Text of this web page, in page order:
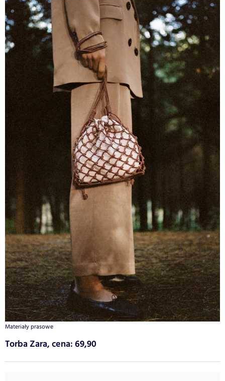
Materiały prasowe
Torba Zara, cena: 69,90